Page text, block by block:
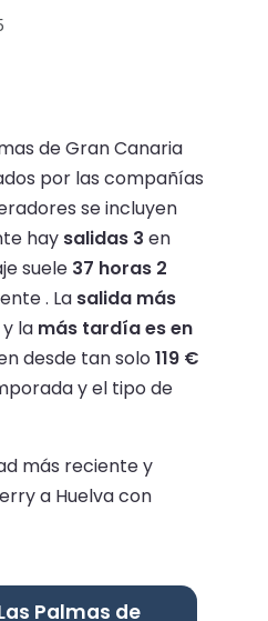
de Gran Canaria
por las compañías
se incluyen
hay salidas 3 en
suele 37 horas 2
. La salida más
y la más tardía es en
desde tan solo 119 €
y el tipo de
más reciente y
a Huelva con
Palmas de